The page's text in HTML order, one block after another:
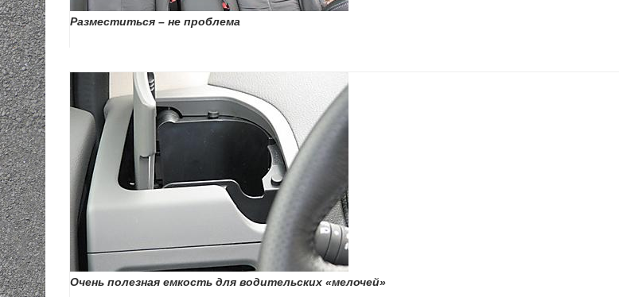
Разместиться – не проблема
Очень полезная емкость для водительских «мелочей»